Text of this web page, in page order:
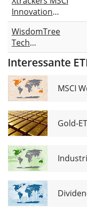
Innovation
UCITS ETF 1C
Innovation
UCITS ETF 1C
WisdomTree
Tech
Megatrends
UCITS ETF USD
Acc
Interessante
MSCI
Gold-